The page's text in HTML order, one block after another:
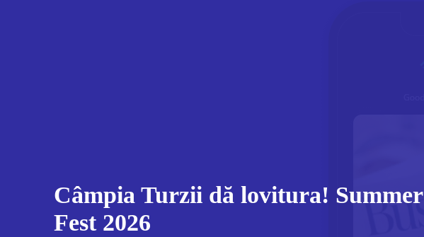
Câmpia Turzii dă lovitura! Summer
Fest 2026